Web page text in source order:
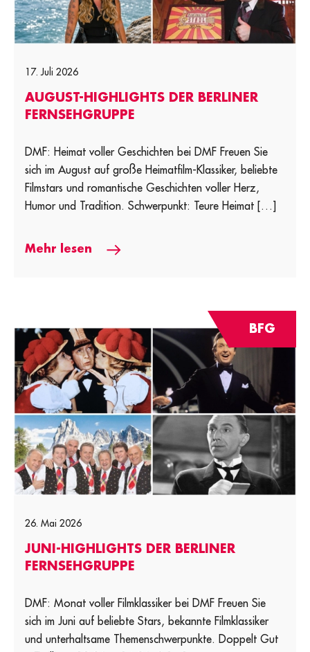
17. Juli 2026
AUGUST-HIGHLIGHTS DER BERLINER
FERNSEHGRUPPE
DMF: Heimat voller Geschichten bei DMF Freuen Sie
sich im August auf große Heimatfilm-Klassiker, beliebte
Filmstars und romantische Geschichten voller Herz,
Humor und Tradition. Schwerpunkt: Teure Heimat […]
Mehr lesen
BFG
26. Mai 2026
JUNI-HIGHLIGHTS DER BERLINER
FERNSEHGRUPPE
DMF: Monat voller Filmklassiker bei DMF Freuen Sie
sich im Juni auf beliebte Stars, bekannte Filmklassiker
und unterhaltsame Themenschwerpunkte. Doppelt Gut